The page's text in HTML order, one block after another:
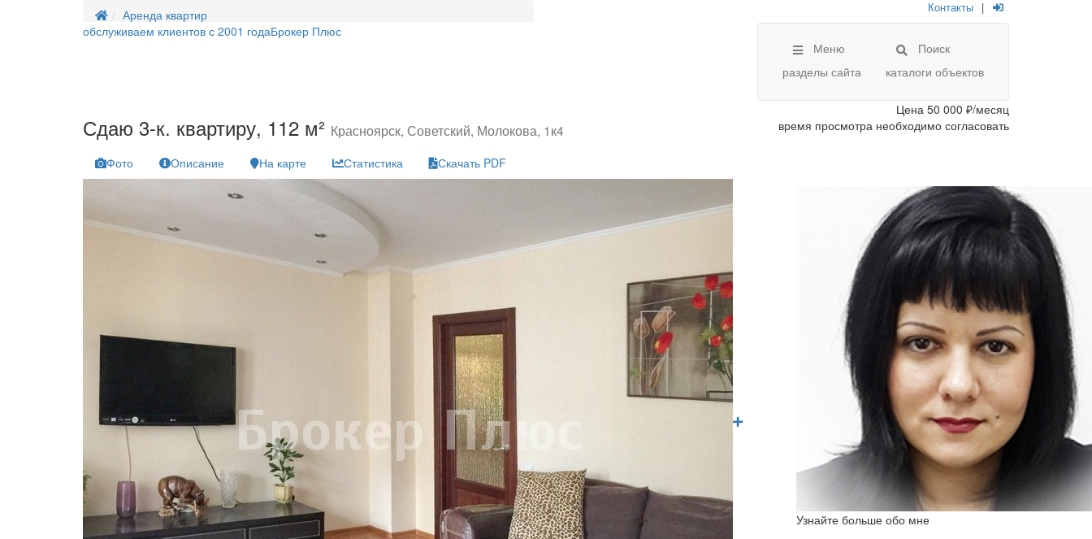
Аренда квартир Контакты |
Меню
разделы сайта
Поиск
каталоги объектов
обслуживаем клиентов с 2001 годаБрокер Плюс
Сдаю 3-к. квартиру, 112 м² Красноярск, Советский, Молокова, 1к4
Цена 50 000 ₽/месяц
время просмотра необходимо согласовать
Фото Описание На карте Статистика Скачать PDF
Узнайте больше обо мне